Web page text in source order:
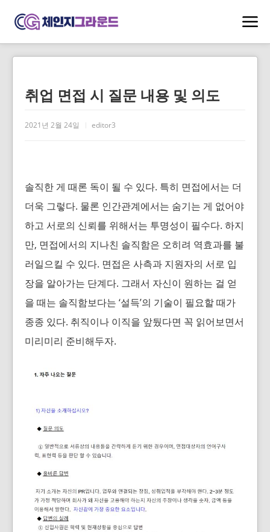
취업 면접 시 질문 내용 및 의도
2021년 2월 24일 editor3
솔직한 게 때론 독이 될 수 있다. 특히 면접에서는 더
더욱 그렇다. 물론 인간관계에서는 숨기는 게 없어야
하고 서로의 신뢰를 위해서는 투명성이 필수다. 하지
만, 면접에서의 지나친 솔직함은 오히려 역효과를 불
러일으킬 수 있다. 면접은 사측과 지원자의 서로 입
장을 알아가는 단계다. 그래서 자신이 원하는 걸 얻
을 때는 솔직함보다는 ‘설득’의 기술이 필요할 때가
종종 있다. 취직이나 이직을 앞뒀다면 꼭 읽어보면서
미리미리 준비해두자.